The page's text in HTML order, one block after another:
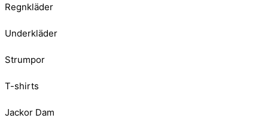
Regnkläder
Underkläder
Strumpor
T-shirts
Jackor Dam